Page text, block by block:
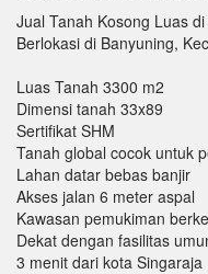
Jual Tanah Kosong Luas
Berlokasi di Banyuning,
Luas Tanah 3300 m2
Dimensi tanah 33x89
Sertifikat SHM
Tanah global cocok untuk
Lahan datar bebas banjir
Akses jalan 6 meter aspal
Kawasan pemukiman
Dekat dengan fasilitas
3 menit dari kota Singaraja